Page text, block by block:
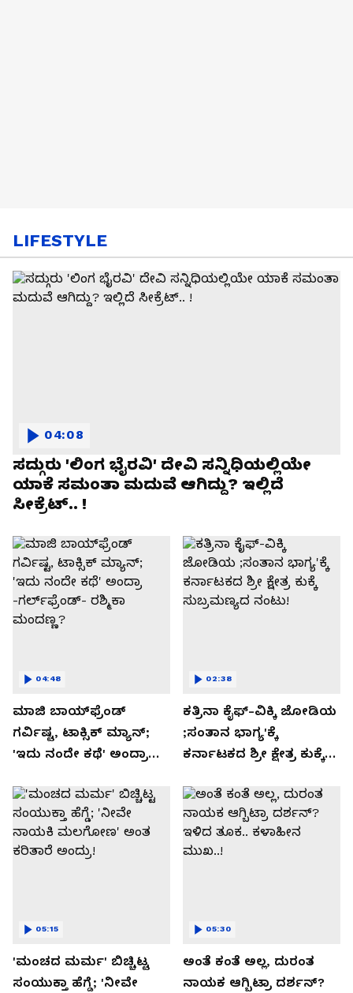
LIFESTYLE
ಸದ್ಗುರು 'ಲಿಂಗ ಭೈರವಿ' ದೇವಿ ಸನ್ನಿಧಿಯಲ್ಲಿಯೇ
ಯಾಕೆ ಸಮಂತಾ ಮದುವೆ ಆಗಿದ್ದು? ಇಲ್ಲಿದೆ
ಸೀಕ್ರೆಟ್.. !
04:08
ಮಾಜಿ ಬಾಯ್‌ಫ್ರೆಂಡ್
ಗರ್ವಿಷ್ಟ, ಟಾಕ್ಸಿಕ್ ಮ್ಯಾನ್;
'ಇದು ನಂದೇ ಕಥೆ' ಅಂದ್ರಾ
ಮಂದಣ್ಣ?
04:48
ಕತ್ರಿನಾ ಕೈಫ್-ವಿಕ್ಕಿ ಜೋಡಿಯ
;ಸಂತಾನ ಭಾಗ್ಯ'ಕ್ಕೆ
ಕರ್ನಾಟಕದ ಶ್ರೀ ಕ್ಷೇತ್ರ ಕುಕ್ಕೆ
02:38
'ಮಂಚದ ಮರ್ಮ' ಬಿಚ್ಚಿಟ್ಟ
ಸಂಯುಕ್ತಾ ಹೆಗ್ಡೆ; 'ನೀವೇ
05:15
ಅಂತೆ ಕಂತೆ ಅಲ್ಲ, ದುರಂತ
ನಾಯಕ ಆಗ್ಬಿಟ್ರಾ ದರ್ಶನ್?
05:30